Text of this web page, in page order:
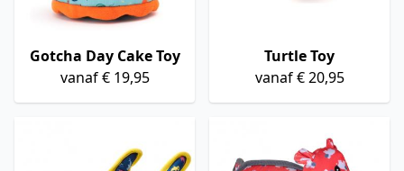
Gotcha Day Cake Toy
vanaf € 19,95
Turtle Toy
vanaf € 20,95